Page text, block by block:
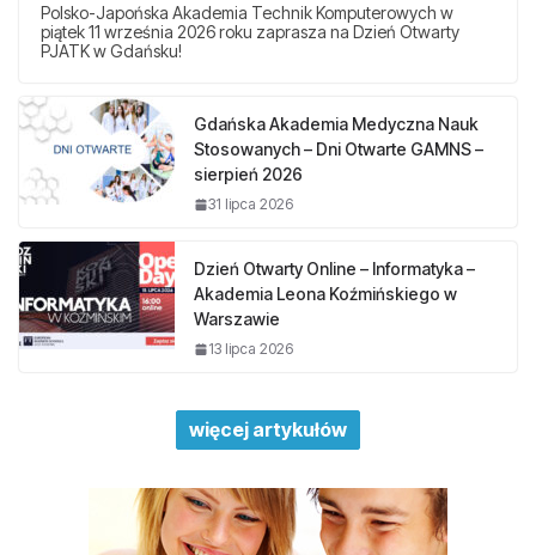
Polsko-Japońska Akademia Technik Komputerowych w
piątek 11 września 2026 roku zaprasza na Dzień Otwarty
PJATK w Gdańsku!
Gdańska Akademia Medyczna Nauk
Stosowanych – Dni Otwarte GAMNS –
sierpień 2026
31 lipca 2026
Dzień Otwarty Online – Informatyka –
Akademia Leona Koźmińskiego w
Warszawie
13 lipca 2026
więcej artykułów